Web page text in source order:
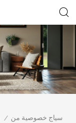
/ سياج خصوصية من